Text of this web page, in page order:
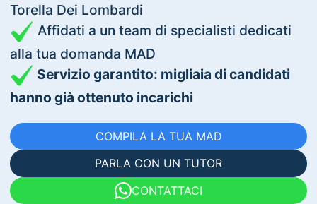
Torella Dei Lombardi
Affidati a un team di specialisti dedicati
alla tua domanda MAD
Servizio garantito: migliaia di candidati
hanno già ottenuto incarichi
COMPILA LA TUA MAD
PARLA CON UN TUTOR
CONTATTACI